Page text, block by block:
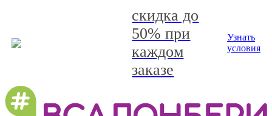
скидка до
50% при
каждом
заказе
Узнать
условия